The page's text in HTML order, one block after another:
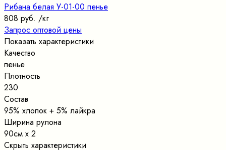
Рибана белая У-01-00 пенье
808 руб. /кг
Запрос оптовой цены
Показать характеристики
Качество
пенье
Плотность
230
Состав
95% хлопок + 5% лайкра
Ширина рулона
90см х 2
Скрыть характеристики